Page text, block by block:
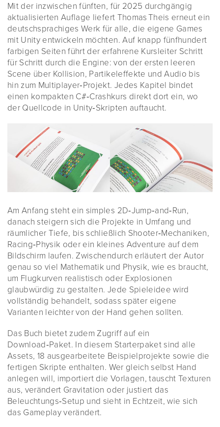
Mit der inzwischen fünften, für 2025 durchgängig
aktualisierten Auflage liefert Thomas Theis erneut ein
deutschsprachiges Werk für alle, die eigene Games
mit Unity entwickeln möchten. Auf knapp fünfhundert
farbigen Seiten führt der erfahrene Kursleiter Schritt
für Schritt durch die Engine: von der ersten leeren
Scene über Kollision, Partikeleffekte und Audio bis
hin zum Multiplayer‑Projekt. Jedes Kapitel bindet
einen kompakten C#‑Crashkurs direkt dort ein, wo
der Quellcode in Unity‑Skripten auftaucht.
Am Anfang steht ein simples 2D‑Jump‑and‑Run,
danach steigern sich die Projekte in Umfang und
räumlicher Tiefe, bis schließlich Shooter‑Mechaniken,
Racing‑Physik oder ein kleines Adventure auf dem
Bildschirm laufen. Zwischendurch erläutert der Autor
genau so viel Mathematik und Physik, wie es braucht,
um Flugkurven realistisch oder Explosionen
glaubwürdig zu gestalten. Jede Spieleidee wird
vollständig behandelt, sodass später eigene
Varianten leichter von der Hand gehen sollten.
Das Buch bietet zudem Zugriff auf ein
Download‑Paket. In diesem Starterpaket sind alle
Assets, 18 ausgearbeitete Beispielprojekte sowie die
fertigen Skripte enthalten. Wer gleich selbst Hand
anlegen will, importiert die Vorlagen, tauscht Texturen
aus, verändert Gravitation oder justiert das
Beleuchtungs‑Setup und sieht in Echtzeit, wie sich
das Gameplay verändert.